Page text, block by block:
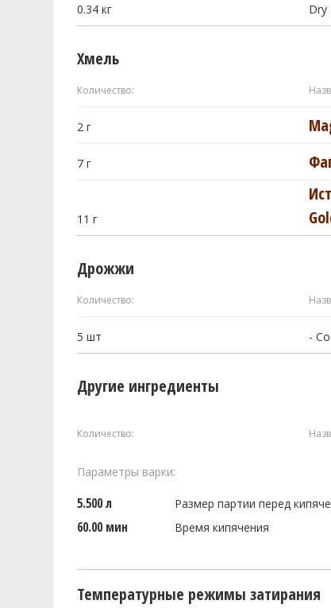
0.34кг Dry
Хмель
Количество:
2г
7г
11г
Дрожжи
Количество:
5шт -
Другие ингредиенты
Количество:
Параметры варки:
5.500 л Размер партии перед
60.00 мин Время кипячения
Температурные режимы затирания